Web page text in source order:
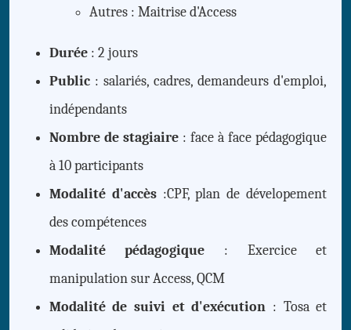
Autres : Maitrise d'Access
Durée: 2 jours
Public: salariés, cadres, demandeurs d'emploi,
indépendants
Nombre de stagiaire: face à face pédagogique
à 10 participants
Modalité d'accès :CPF, plan de dévelopement
des compétences
Modalité pédagogique : Exercice et
manipulation sur Access, QCM
Modalité de suivi et d'exécution : Tosa et